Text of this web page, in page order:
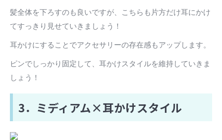
髪全体を下ろすのも良いですが、こちらも片方だけ耳にかけ
てすっきり見せていきましょう！
耳かけにすることでアクセサリーの存在感もアップします。
ピンでしっかり固定して、耳かけスタイルを維持していきま
しょう！
3．ミディアム×耳かけスタイル